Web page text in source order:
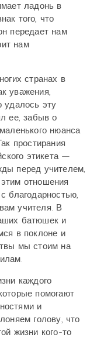
ладонь в
того, что
передает нам
нам
странах в
уважения,
удалось эту
ее, забыв о
нюанса
простирания
этикета —
перед учителем,
отношения
благодарностью,
учителя. В
батюшек и
в поклоне и
мы стоим на
каждого
помогают
и
голову, что
жизни кого-то